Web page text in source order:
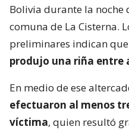
Bolivia durante la noche
comuna de La Cisterna.
preliminares indican que
produjo una riña entre
En medio de ese
efectuaron al menos
víctima, quien resultó